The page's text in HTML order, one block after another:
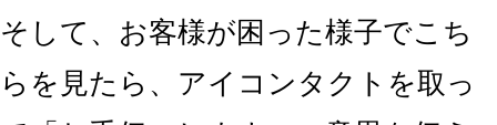
そして、お客様が困った様子でこち
らを見たら、 アイコンタクトを取っ